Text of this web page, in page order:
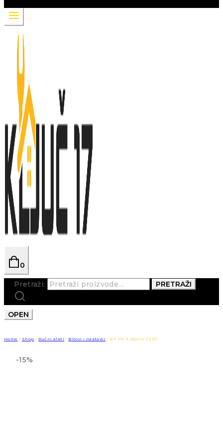
0
Pretraži: PRETRAŽI
OPEN
Home / Shop / Ručni alati / Bitovi i nastavci / Bit PH 3; 25mm S2 5/1
-15%